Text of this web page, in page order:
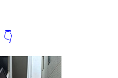
👇